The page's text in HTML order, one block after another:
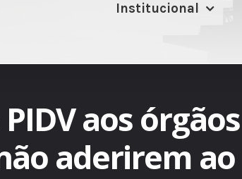
Institucional
aos
aderirem